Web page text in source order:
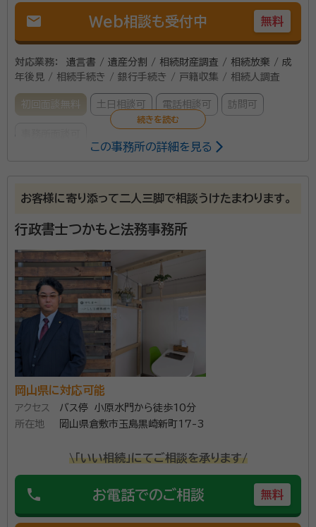
mail Web相談も受付中 無料
対応業務：
遺言書 / 遺産分割 / 相続財産調査 / 相続放棄 / 成
年後見 / 相続手続き / 銀行手続き / 戸籍収集 / 相続人調査
初回面談無料 土日相談可 電話相談可 訪問可
塩路和也
行政書士、元法務事務官
相続のお悩みを解決するために適切な遺言書の作成
10000円から 相続人の決定 10000円から 財産目録
の作成 10000円から 遺産分割協議書の作成 15000
円から でお受けさせて頂いています。 よろしくお願い
いたします。 岡山県、広島県、兵庫県、香川県他にも対
応可能です。 8時から17時 他にも対応可能です。
資格等：
所属団体： 岡山県行政書士会
この事務所の詳細を見る
お客様に寄り添って二人三脚で相談うけたまわります。
行政書士つかもと法務事務所
岡山県に対応可能
アクセス
バス停 小原水門から徒歩10分
所在地
岡山県倉敷市玉島黒崎新町17-3
\「いい相続」にてご相談を承ります/
phone お電話でのご相談 無料